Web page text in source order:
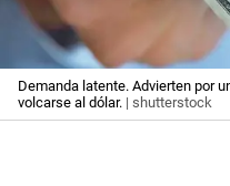
Demanda latente. Advierten por
volcarse al dólar. | shutterstock